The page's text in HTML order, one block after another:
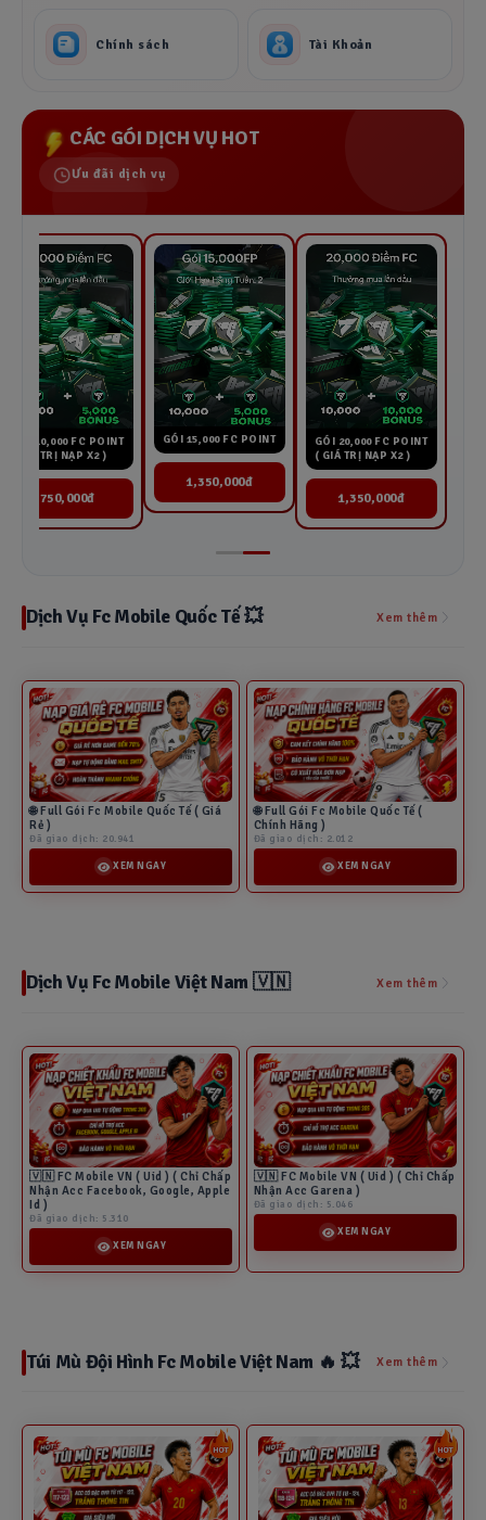
Chính sách Tài Khoản
CÁC GÓI DỊCH VỤ HOT
Ưu đãi dịch vụ
GÓI 10,000 FC POINT
( GIÁ TRỊ NẠP X2 )
750,000đ
GÓI 15,000 FC POINT
1,350,000đ
GÓI 20,000 FC POINT
( GIÁ TRỊ NẠP X2 )
1,350,000đ
Dịch Vụ Fc Mobile Quốc Tế 💥 Xem thêm
🌐 Full Gói Fc Mobile Quốc Tế ( Giá
Rẻ )
Đã giao dịch: 20.941
XEM NGAY
🌐 Full Gói Fc Mobile Quốc Tế (
Chính Hãng )
Đã giao dịch: 2.012
XEM NGAY
Dịch Vụ Fc Mobile Việt Nam 🇻🇳 Xem thêm
🇻🇳 FC Mobile VN ( Uid ) ( Chỉ Chấp
Nhận Acc Facebook, Google, Apple
Id )
Đã giao dịch: 5.310
XEM NGAY
🇻🇳 FC Mobile VN ( Uid ) ( Chỉ Chấp
Nhận Acc Garena )
Đã giao dịch: 5.046
XEM NGAY
Túi Mù Đội Hình Fc Mobile Việt Nam 🔥 💥 Xem thêm